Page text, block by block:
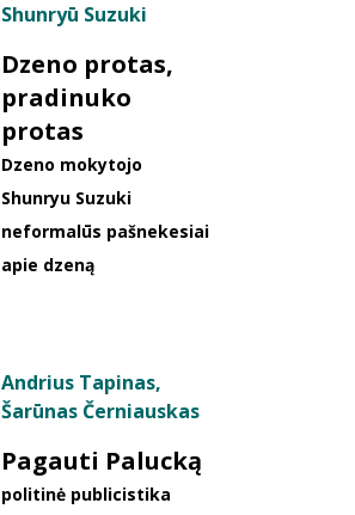
Shunryū Suzuki
Dzeno protas,
pradinuko
protas
Dzeno mokytojo
Shunryu Suzuki
neformalūs pašnekesiai
apie dzeną
Andrius Tapinas,
Šarūnas Černiauskas
Pagauti Palucką
politinė publicistika